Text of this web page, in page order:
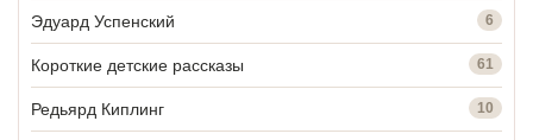
Эдуард Успенский 6
Короткие детские рассказы 61
Редьярд Киплинг 10